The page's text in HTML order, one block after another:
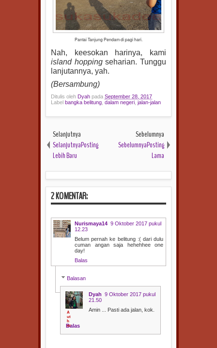
Pantai Tanjung Pendam di pagi hari.
Nah, keesokan harinya, kami
island hoppingseharian. Tunggu
lanjutannya, yah.
(Bersambung)
Ditulis oleh Dyah pada September 28, 2017
Label bangka belitung dalam negeri jalan-jalan
Selanjutnya
SelanjutnyaPosting
Lebih Baru
Sebelumnya
SebelumnyaPosting
Lama
2 KOMENTAR:
Nurismaya14 9 Oktober 2017 pukul
12.23
Belum pernah ke belitung :( dari dulu
cuman angan saja hehehhee one
day!
Balas
Balasan
Dyah 9 Oktober 2017 pukul
21.50
Amin ... Pasti ada jalan, kok.
Balas